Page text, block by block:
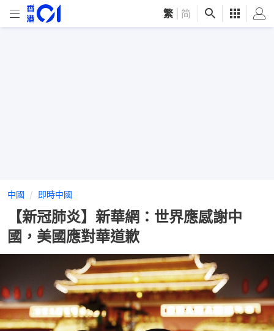
繁 简
中國 即時中國
【新冠肺炎】新華網：世界應感謝中
國，美國應對華道歉